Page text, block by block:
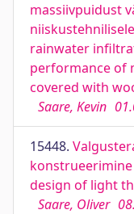
massiivpuidust
rainwater
performance of
covered with
Saare, Kevin
15448.
design of light
Saare, Oliver